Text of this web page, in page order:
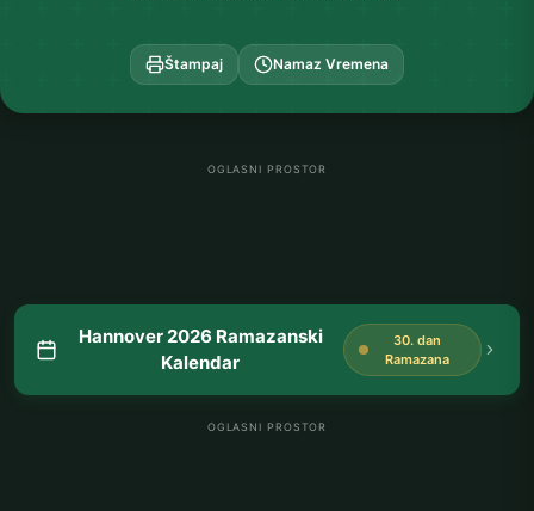
Štampaj Namaz Vremena
OGLASNI PROSTOR
Hannover 2026 Ramazanski
Kalendar
30. dan
Ramazana
OGLASNI PROSTOR